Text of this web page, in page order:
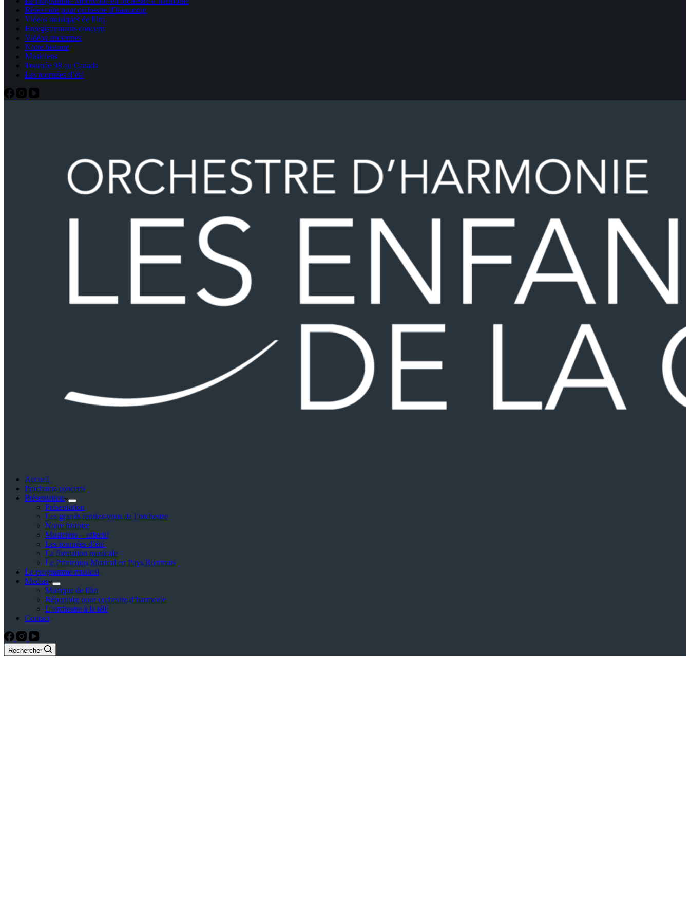
Répertoire pour orchestre d’harmonie
Videos musiques de film
Enregistrements concerts
Vidéos anciennes
Notre histoire
Musiciens
Tournée 98 au Canada
Les tournées d’été
Accueil
Prochains concerts
Présentation
Présentation
Les grands rendez-vous de l’orchestre
Notre histoire
Musiciens – effectif
Les tournées d’été
La formation musicale
Le Printemps Musical en Pays Roannais
Le programme musical
Medias
Musique de film
Répertoire pour orchestre d’harmonie
L’orchestre à la télé
Contact
Rechercher